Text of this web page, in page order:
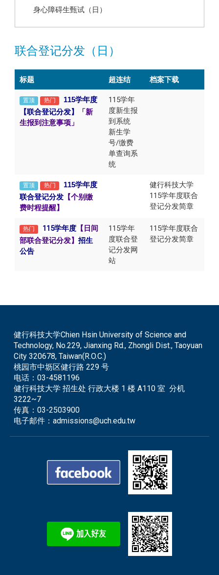
身心障碍生甄试（日）
联合登记分发（日）
标题 超连结 档案下载
置顶 热门 115学年度
【联合登记分发】
「新
生报到注意事项」
115学年
度新生报
到系统
新生学
号/缴费
单查询系
统
置顶 热门 115学年度
联合登记分发 【个别缴
费时程提醒】
健行科技大学
115学年度联合
登记分发简章
热门 115学年度 【日间
部联合登记分发】 招生
公告
115学年
度联合登
记分发网
站
115学年度联合
登记分发简章
健行科技大学Chien Hsin University of Science and
Technology, No.229, Jianxing Rd., Zhongli Dist., Taoyuan
City 320678, Taiwan(R.O.C.)
桃园市中坜区健行路 229 号
电话：03-4581196
健行科技大学 招生处 行政大楼 1 楼 A110 室 分机
3222~7
传真：03-2503900
电子邮件：admissions@uch.edu.tw